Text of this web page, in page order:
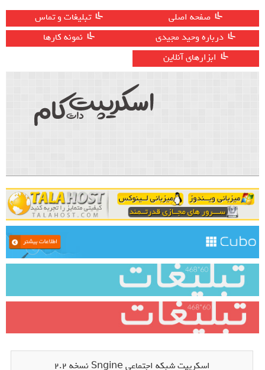
صفحه اصلی
تبلیغات و تماس
درباره وحید مجیدی
نمونه کارها
ابزارهای آنلاین
اسکریپت شبکه اجتماعی Sngine نسخه 2.2